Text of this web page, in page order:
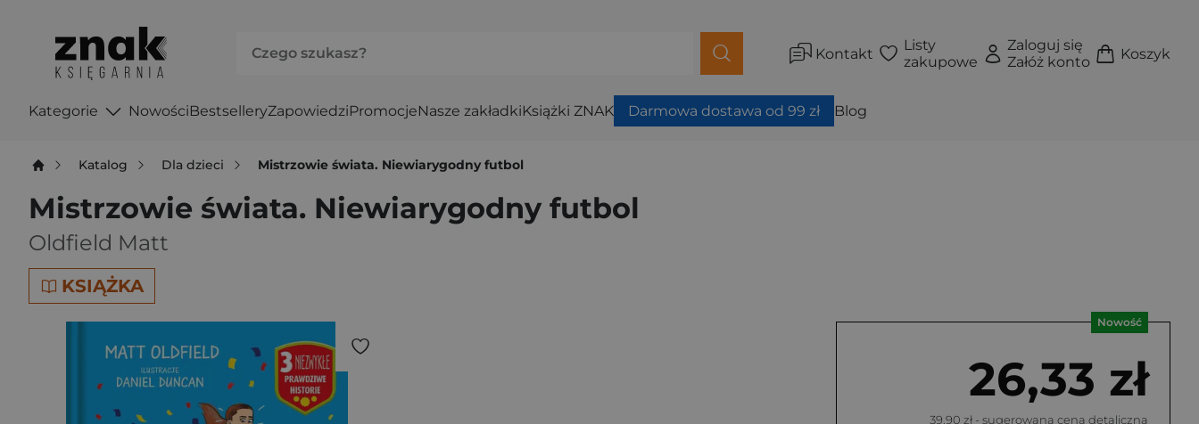
Kontakt
Listy
zakupowe
Zaloguj się
Załóż konto
Koszyk
Kategorie NowościBestselleryZapowiedziPromocjeNasze zakładkiKsiążki ZNAK Darmowa dostawa od 99 zł Blog
Katalog Dla dzieci Mistrzowie świata. Niewiarygodny futbol
Mistrzowie świata. Niewiarygodny futbol
Oldfield Matt
KSIĄŻKA
Nowość
26,33 zł
39,90 zł - sugerowana cena detaliczna